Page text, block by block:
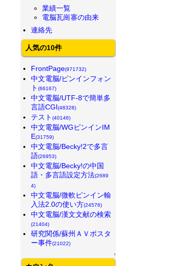
業績一覧
電脳瓦崗寨の由来
連絡先
人気の10件
FrontPage(971732)
中文電脳/ピンインフォン
ト(66167)
中文電脳/UTF-8で簡単多
言語CGI(48328)
テスト(40146)
中文電脳/WGピンインIM
E(31759)
中文電脳/Becky!2で多言
語(26953)
中文電脳/Becky!の中国
語・多言語設定方法(2689
4)
中文電脳/微軟ピンイン輸
入法2.0の使い方(24576)
中文電脳/漢文文献の検索
(21404)
研究関係/蘇州ＡＶポスタ
ー事件(21022)
↑